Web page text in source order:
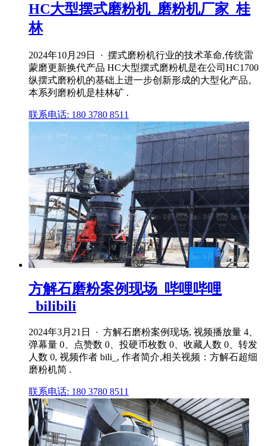
HC大型摆式磨粉机_磨粉机厂家_桂
林
2024年10月29日 · 摆式磨粉机行业的技术革命,传统雷
蒙磨更新换代产品 HC大型摆式磨粉机是在公司HC1700
纵摆式磨粉机的基础上进一步创新形成的大型化产品。
本系列磨粉机是桂林矿 .
联系电话: 180 3780 8511
方解石磨粉案例现场_哔哩哔哩
_bilibili
2024年3月21日 · 方解石磨粉案例现场, 视频播放量 4、
弹幕量 0、点赞数 0、投硬币枚数 0、收藏人数 0、转发
人数 0, 视频作者 bili_, 作者简介,相关视频：方解石超细
磨粉机简 .
联系电话: 180 3780 8511